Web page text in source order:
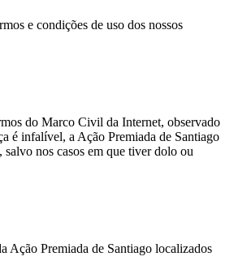
e condições de uso dos nossos
do Marco Civil da Internet, observado
é infalível, a Ação Premiada de Santiago
nos casos em que tiver dolo ou
Ação Premiada de Santiago localizados